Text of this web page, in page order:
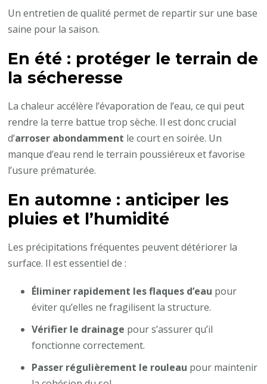
Un entretien de qualité permet de repartir sur une base
saine pour la saison.
En été : protéger le terrain de
la sécheresse
La chaleur accélère l’évaporation de l’eau, ce qui peut
rendre la terre battue trop sèche. Il est donc crucial
d’arroser abondamment le court en soirée. Un
manque d’eau rend le terrain poussiéreux et favorise
l’usure prématurée.
En automne : anticiper les
pluies et l’humidité
Les précipitations fréquentes peuvent détériorer la
surface. Il est essentiel de :
Éliminer rapidement les flaques d’eau pour
éviter qu’elles ne fragilisent la structure.
Vérifier le drainage pour s’assurer qu’il
fonctionne correctement.
Passer régulièrement le rouleau pour maintenir